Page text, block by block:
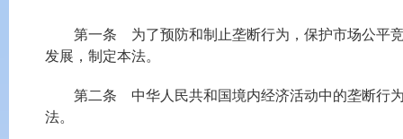
第一条 为了预防和制止垄断行为，保护市场公平竞
发展，制定本法。
第二条 中华人民共和国境内经济活动中的垄断行为
法。